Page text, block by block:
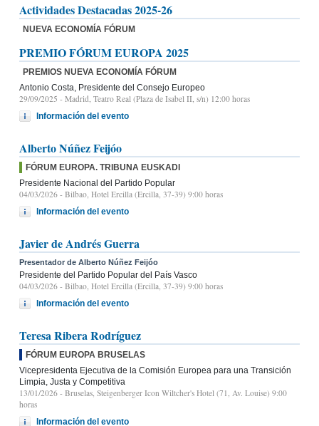
Actividades Destacadas 2025-26
NUEVA ECONOMÍA FÓRUM
PREMIO FÓRUM EUROPA 2025
PREMIOS NUEVA ECONOMÍA FÓRUM
Antonio Costa, Presidente del Consejo Europeo
29/09/2025 - Madrid, Teatro Real (Plaza de Isabel II, s/n) 12:00 horas
Información del evento
Alberto Núñez Feijóo
FÓRUM EUROPA. TRIBUNA EUSKADI
Presidente Nacional del Partido Popular
04/03/2026 - Bilbao, Hotel Ercilla (Ercilla, 37-39) 9:00 horas
Información del evento
Javier de Andrés Guerra
Presentador de Alberto Núñez Feijóo
Presidente del Partido Popular del País Vasco
04/03/2026 - Bilbao, Hotel Ercilla (Ercilla, 37-39) 9:00 horas
Información del evento
Teresa Ribera Rodríguez
FÓRUM EUROPA BRUSELAS
Vicepresidenta Ejecutiva de la Comisión Europea para una Transición
Limpia, Justa y Competitiva
13/01/2026 - Bruselas, Steigenberger Icon Wiltcher's Hotel (71, Av. Louise) 9:00
horas
Información del evento